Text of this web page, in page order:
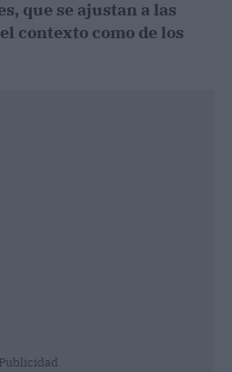
que se ajustan a las
contexto como de los
Publicidad